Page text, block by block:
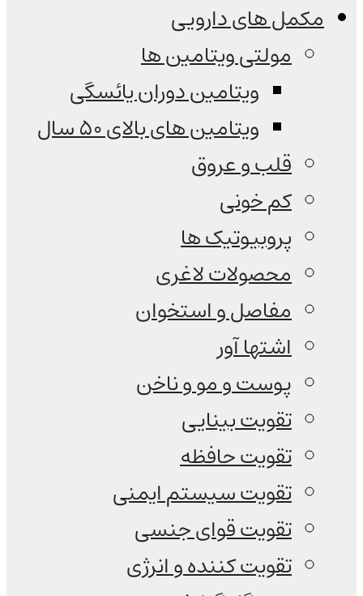
مکمل های دارویی
مولتی ویتامین ها
ویتامین دوران یائسگی
ویتامین های بالای 50 سال
قلب و عروق
کم خونی
پروبیوتیک ها
محصولات لاغری
مفاصل و استخوان
اشتها آور
پوست و مو و ناخن
تقویت بینایی
تقویت حافظه
تقویت سیستم ایمنی
تقویت قوای جنسی
تقویت کننده و انرژی